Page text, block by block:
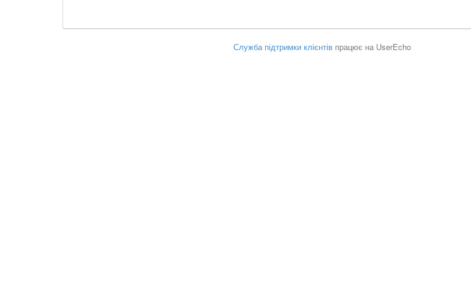
Служба підтримки клієнтівпрацює на UserEcho